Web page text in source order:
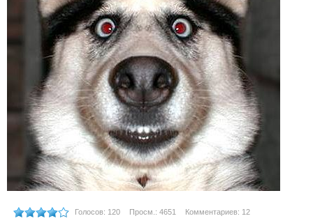
Голосов: 120 Просм.: 4651 Комментариев: 12